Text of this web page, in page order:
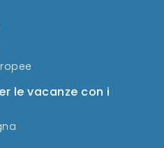
le vacanze con i